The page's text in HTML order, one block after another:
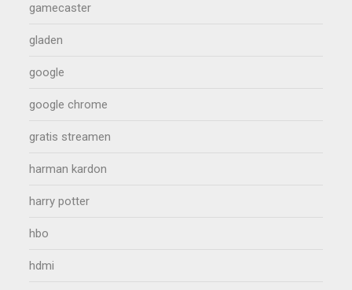
gamecaster
gladen
google
google chrome
gratis streamen
harman kardon
harry potter
hbo
hdmi